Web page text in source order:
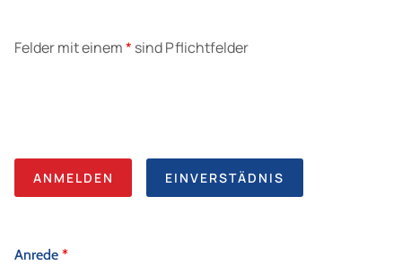
Felder mit einem* sind Pflichtfelder
ANMELDEN EINVERSTÄDNIS
Anrede *